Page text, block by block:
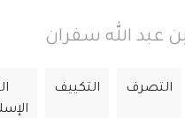
عبد الله سفران
التصرف التكييف